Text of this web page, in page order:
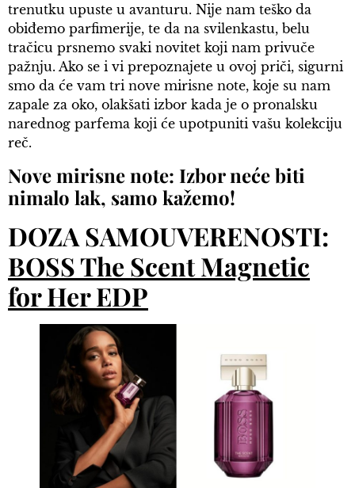
trenutku upuste u avanturu. Nije nam teško da
obiđemo parfimerije, te da na svilenkastu, belu
tračicu prsnemo svaki novitet koji nam privuče
pažnju. Ako se i vi prepoznajete u ovoj priči, sigurni
smo da će vam tri nove mirisne note, koje su nam
zapale za oko, olakšati izbor kada je o pronalsku
narednog parfema koji će upotpuniti vašu kolekciju
reč.
Nove mirisne note: Izbor neće biti
nimalo lak, samo kažemo!
DOZA SAMOUVERENOSTI:
BOSS The Scent Magnetic
for Her EDP